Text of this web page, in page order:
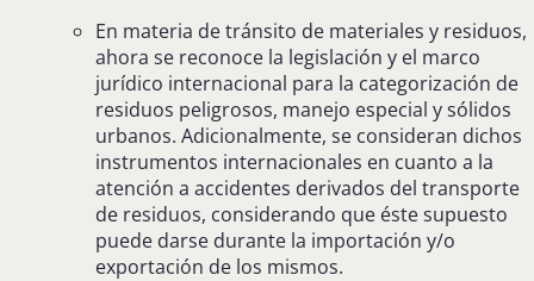
En materia de tránsito de materiales y residuos,
ahora se reconoce la legislación y el marco
jurídico internacional para la categorización de
residuos peligrosos, manejo especial y sólidos
urbanos. Adicionalmente, se consideran dichos
instrumentos internacionales en cuanto a la
atención a accidentes derivados del transporte
de residuos, considerando que éste supuesto
puede darse durante la importación y/o
exportación de los mismos.